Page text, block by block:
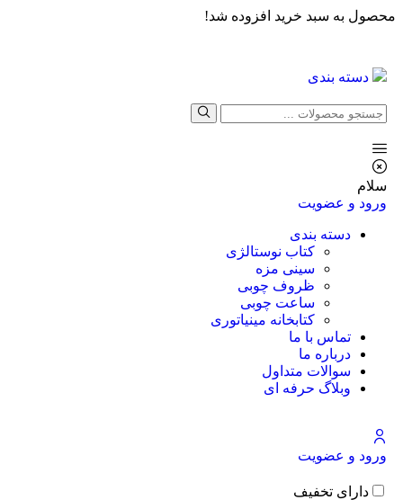
محصول به سبد خرید افزوده شد!
دسته بندی
سلام
ورود و عضویت
دسته بندی
کتاب نوستالژی
سینی مزه
ظروف چوبی
ساعت چوبی
کتابخانه مینیاتوری
تماس با ما
درباره ما
سوالات متداول
وبلاگ حرفه ای
ورود و عضویت
دارای تخفیف